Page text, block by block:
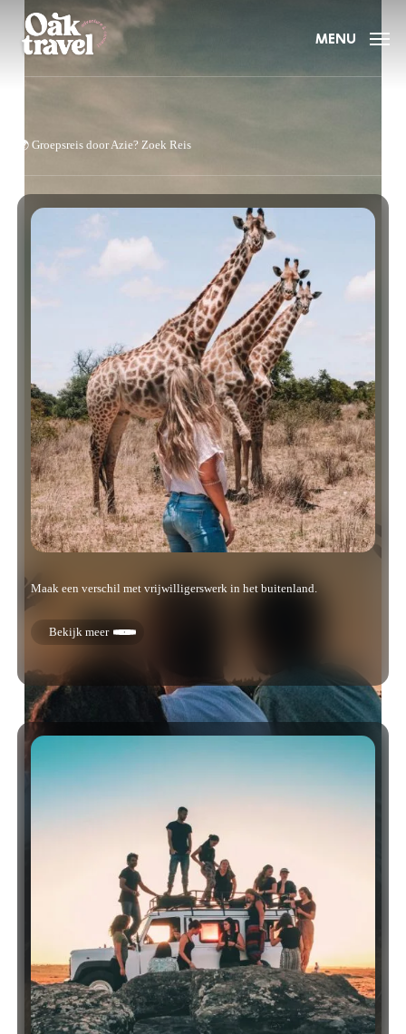
main
MENU
🌍 Groepsreis door Azie? Zoek Reis
Maak een verschil met vrijwilligerswerk in het buitenland.
Bekijk meer